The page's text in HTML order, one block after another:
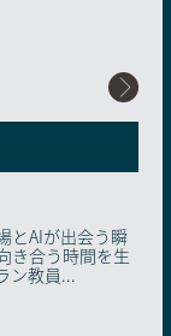
とAIが出会う瞬
き合う時間を生
ン教員...
知ることが近道
の営業企画が1
を開発で...
織りなす日本の
に挑む共創プラ
AIRo...
ルタントならで
代ごとに適した
い方【...
トダッシュに成
ャリアの味方に